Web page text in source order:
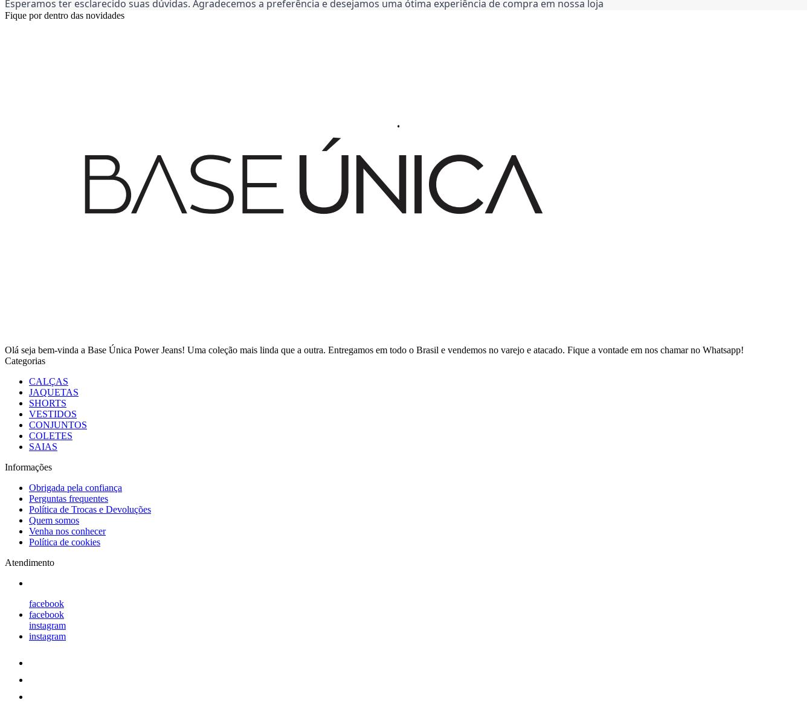
Esperamos ter esclarecido suas dúvidas. Agradecemos a preferência e desejamos uma ótima experiência de compra em nossa loja
Fique por dentro das novidades
Olá seja bem-vinda a Base Única Power Jeans! Uma coleção mais linda que a outra. Entregamos em todo o Brasil e vendemos no varejo e atacado. Fique a vontade em nos chamar no Whatsapp!
Categorias
CALÇAS
JAQUETAS
SHORTS
VESTIDOS
CONJUNTOS
COLETES
SAIAS
Informações
Obrigada pela confiança
Perguntas frequentes
Política de Trocas e Devoluções
Quem somos
Venha nos conhecer
Política de cookies
Atendimento
facebook
facebook
instagram
instagram